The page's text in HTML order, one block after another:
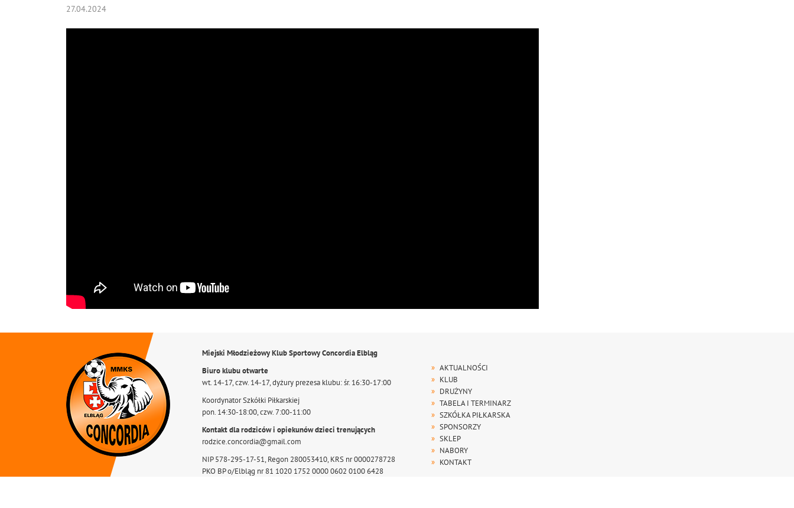
27.04.2024
Miejski Młodzieżowy Klub Sportowy Concordia Elbląg
Biuro klubu otwarte
wt. 14-17, czw. 14-17, dyżury prezesa klubu: śr. 16:30-17:00
Koordynator Szkółki Piłkarskiej
pon. 14:30-18:00, czw. 7:00-11:00
Kontakt dla rodziców i opiekunów dzieci trenujących
rodzice.concordia@gmail.com
NIP 578-295-17-51, Regon 280053410, KRS nr 0000278728
PKO BP o/Elbląg nr 81 1020 1752 0000 0602 0100 6428
AKTUALNOŚCI
KLUB
DRUŻYNY
TABELA I TERMINARZ
SZKÓŁKA PIŁKARSKA
SPONSORZY
SKLEP
NABORY
KONTAKT